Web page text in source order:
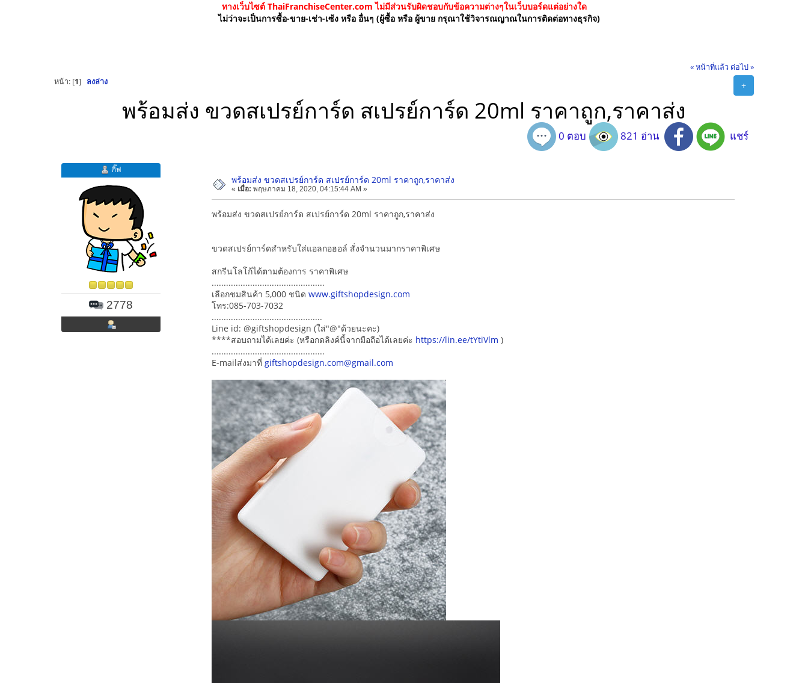
ทางเว็บไซต์ ThaiFranchiseCenter.com ไม่มีส่วนรับผิดชอบกับข้อความต่างๆในเว็บบอร์ดแต่อย่างใด
ไม่ว่าจะเป็นการซื้อ-ขาย-เช่า-เซ้ง หรือ อื่นๆ (ผู้ซื้อ หรือ ผู้ขาย กรุณาใช้วิจารณญาณในการติดต่อทางธุรกิจ)
« หน้าที่แล้ว ต่อไป »
+
หน้า: [1] ลงล่าง
พร้อมส่ง ขวดสเปรย์การ์ด สเปรย์การ์ด 20ml ราคาถูก,ราคาส่ง
0 ตอบ 821 อ่าน แชร์
กิ๊ฟ
2778
พร้อมส่ง ขวดสเปรย์การ์ด สเปรย์การ์ด 20ml ราคาถูก,ราคาส่ง
« เมื่อ: พฤษภาคม 18, 2020, 04:15:44 AM »
พร้อมส่ง ขวดสเปรย์การ์ด สเปรย์การ์ด 20ml ราคาถูก,ราคาส่ง
ขวดสเปรย์การ์ดสำหรับใส่แอลกอฮอล์ สั่งจำนวนมากราคาพิเศษ
สกรีนโลโก้ได้ตามต้องการ ราคาพิเศษ
...............................................
เลือกชมสินค้า 5,000 ชนิด www.giftshopdesign.com
โทร:085-703-7032
..............................................
Line id: @giftshopdesign (ใส่"@"ด้วยนะคะ)
****สอบถามได้เลยค่ะ (หรือกดลิงค์นี้จากมือถือได้เลยค่ะ https://lin.ee/tYtiVlm )
...............................................
E-mailส่งมาที่ giftshopdesign.com@gmail.com